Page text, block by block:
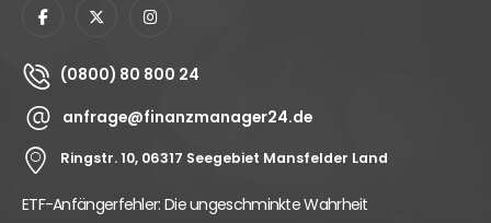
(0800) 80 800 24
anfrage@finanzmanager24.de
Ringstr. 10, 06317 Seegebiet Mansfelder Land
ETF-Anfängerfehler: Die ungeschminkte Wahrheit